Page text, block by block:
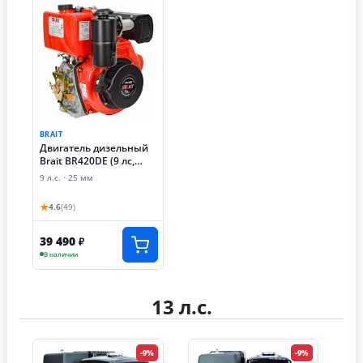
BRAIT
Двигатель дизельный
Brait BR420DE (9 лс,
электростартер, 25 мм)
9 л.с. · 25 мм
★4.6(49)
39 490 ₽
В наличии
13 л.с.
-9% -9%